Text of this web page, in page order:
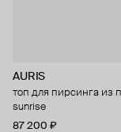
AURIS
топ для пирсинга из
sunrise
87 200 ₽